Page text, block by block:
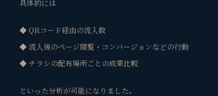
具体的には
◆ QRコード経由の流入数
◆ 流入後のページ閲覧・コンバージョンなどの行動
◆ チラシの配布場所ごとの成果比較
といった分析が可能になりました。